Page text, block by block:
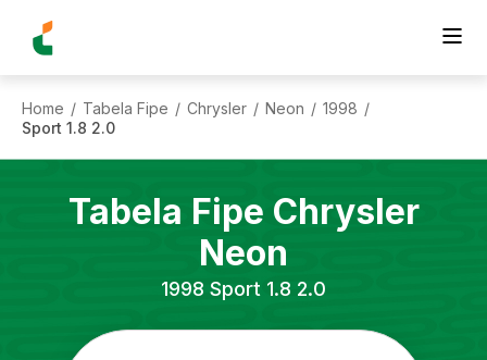
Home / Tabela Fipe / Chrysler / Neon / 1998 /
Sport 1.8 2.0
Tabela Fipe Chrysler
Neon
1998 Sport 1.8 2.0